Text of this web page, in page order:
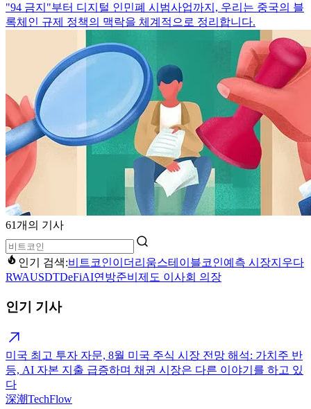
"94 금지"부터 디지털 인민폐 시범사업까지, 우리는 중국의 블
록체인 규제 정책의 맥락을 체계적으로 정리합니다.
61개의 기사
인기 검색:비트코인이더리움스테이블코인예측 시장지우다
RWAUSDTDeFiAI연방준비제도 이사회 의장
인기 기사
미국 최고 투자 자문, 8월 미국 주식 시장 전망 해석: 가치주 반
등, AI 자본 지출 급증하며 채권 시장은 다른 이야기를 하고 있
다
深潮TechFlow